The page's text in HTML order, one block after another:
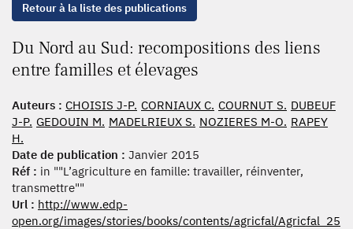
Retour à la liste des publications
Du Nord au Sud: recompositions des liens
entre familles et élevages
Auteurs : CHOISIS J-P. CORNIAUX C. COURNUT S. DUBEUF
J-P. GEDOUIN M. MADELRIEUX S. NOZIERES M-O. RAPEY
H.
Date de publication : Janvier 2015
Réf : in ""L’agriculture en famille: travailler, réinventer,
transmettre""
Url : http://www.edp-
open.org/images/stories/books/contents/agricfal/Agricfal_25